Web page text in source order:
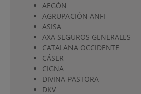
AEGÓN
AGRUPACIÓN ANFI
ASISA
AXA SEGUROS GENERALES
CATALANA OCCIDENTE
CÁSER
CIGNA
DIVINA PASTORA
DKV